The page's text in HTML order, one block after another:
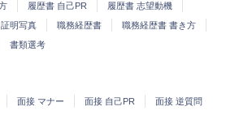
履歴書 自己PR
履歴書 志望動機
明写真 職務経歴書
職務経歴書 書き方
書類選考
面接 マナー 面接 自己PR 面接 逆質問